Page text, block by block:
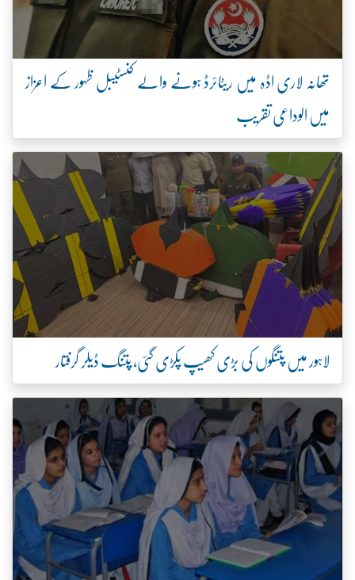
تھانہ لاری اڈہ میں ریٹائرڈ ہونے والے کنسٹیبل ظہور کے اعزاز
میں الوداعی تقریب
لاہور میں پتنگوں کی بڑی کھیپ پکڑی گئی، پتنگ ڈیلر گرفتار